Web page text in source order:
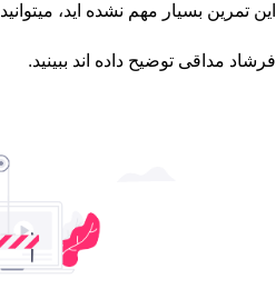
این تمرین بسیار مهم نشده اید،
فرشاد مداقی توضیح داده اند ببینید.